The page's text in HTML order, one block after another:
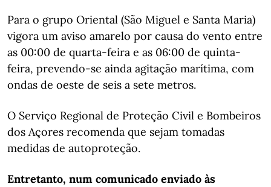
Para o grupo Oriental (São Miguel e Santa Maria)
vigora um aviso amarelo por causa do vento entre
as 00:00 de quarta-feira e as 06:00 de quinta-
feira, prevendo-se ainda agitação marítima, com
ondas de oeste de seis a sete metros.
O Serviço Regional de Proteção Civil e Bombeiros
dos Açores recomenda que sejam tomadas
medidas de autoproteção.
Entretanto, num comunicado enviado às